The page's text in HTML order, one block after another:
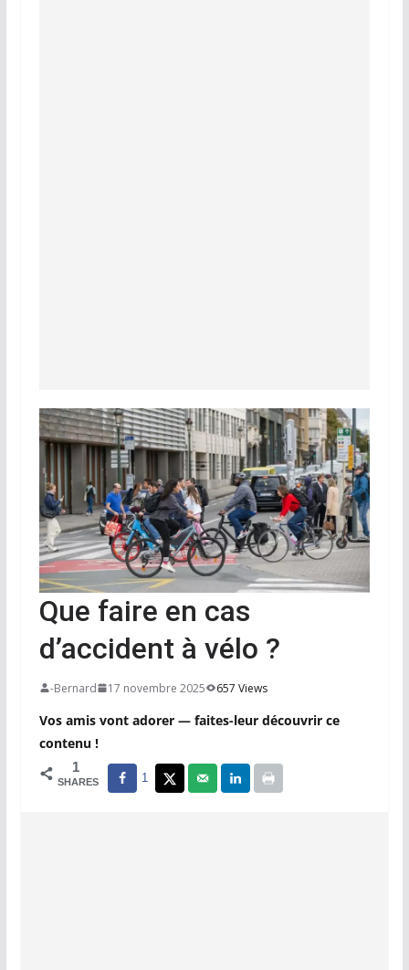
Que faire en cas
d’accident à vélo ?
-Bernard 17 novembre 2025 657 Views
Vos amis vont adorer — faites-leur découvrir ce
contenu !
1
SHARES 1